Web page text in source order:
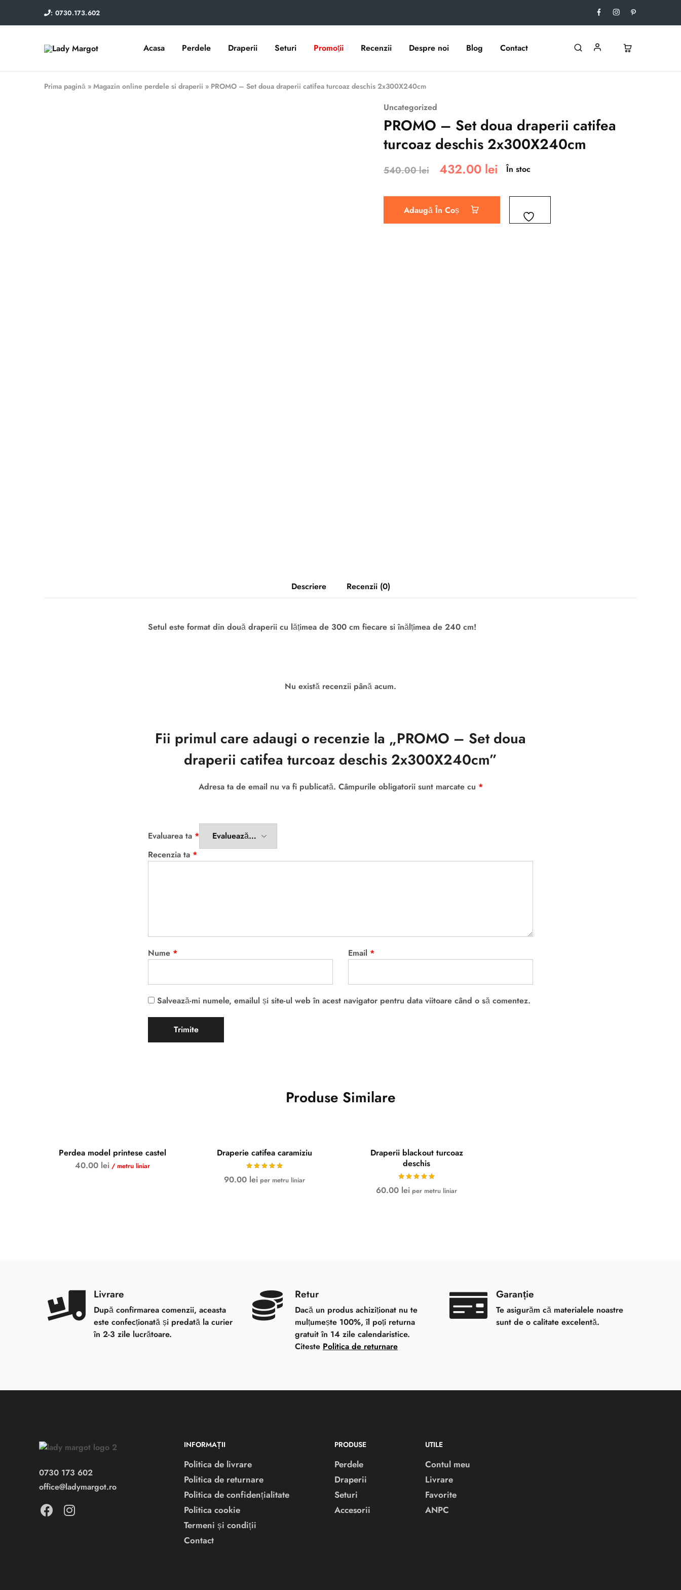
: 0730.173.602
Lady
Perdele Acasa Perdele Draperii Seturi Promoții Recenzii Despre noi Blog Contact
Prima pagină » Magazin online perdele si draperii » PROMO – Set doua draperii catifea turcoaz deschis 2x300X240cm
Uncategorized
PROMO – Set doua draperii catifea
turcoaz deschis 2x300X240cm
540.00lei 432.00 lei În stoc
Adaugă În Coș
Descriere Recenzii (0)
Setul este format din două draperii cu lățimea de 300 cm fiecare si înălțimea de 240 cm!
Nu există recenzii până acum.
Fii primul care adaugi o recenzie la „PROMO – Set doua
draperii catifea turcoaz deschis 2x300X240cm”
Adresa ta de email nu va fi publicată. Câmpurile obligatorii sunt marcate cu *
Evaluarea ta *
Recenzia ta *
Nume * Email *
Salvează-mi numele, emailul și site-ul web în acest navigator pentru data viitoare când o să comentez.
Produse Similare
SOLD OUT
Perdea model printese castel
40.00 lei / metru liniar
Draperie catifea caramiziu
90.00 lei per metru liniar
Draperii blackout turcoaz
deschis
60.00 lei per metru liniar
Livrare
După confirmarea comenzii, aceasta
este confecționată și predată la curier
în 2-3 zile lucrătoare.
Retur
Dacă un produs achiziționat nu te
mulțumește 100%, îl poți returna
gratuit în 14 zile calendaristice.
Citeste Politica de returnare
Garanție
Te asigurăm că materialele noastre
sunt de o calitate excelentă.
0730 173 602
office@ladymargot.ro
INFORMAȚII
Politica de livrare
Politica de returnare
Politica de confidențialitate
Politica cookie
Termeni și condiții
Contact
PRODUSE
Perdele
Draperii
Seturi
Accesorii
UTILE
Contul meu
Livrare
Favorite
ANPC